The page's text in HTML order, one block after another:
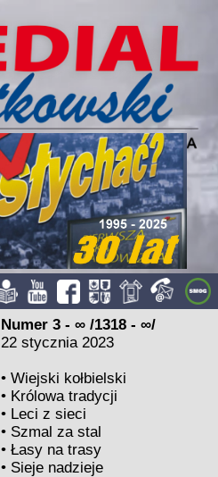
Numer 3 - ∞ /1318 - ∞/
22 stycznia 2023
•Wiejski kołbielski
• Królowa tradycji
• Leci z sieci
• Szmal za stal
•Łasy na trasy
• Sieje nadzieje